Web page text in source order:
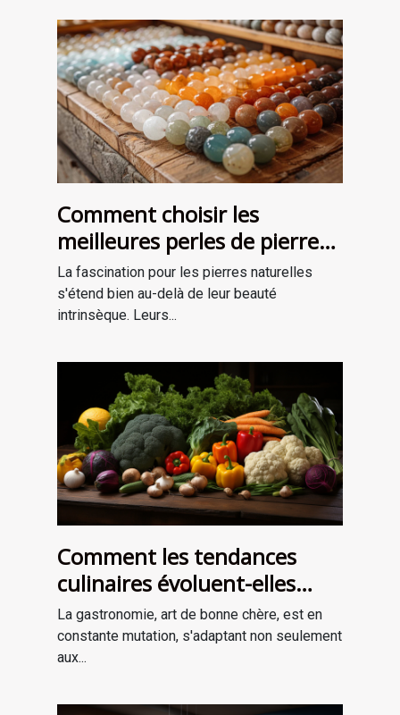
Comment choisir les
meilleures perles de pierre
naturelle pour vos projets de
bijouterie et de lithothérapie
La fascination pour les pierres naturelles
s'étend bien au-delà de leur beauté
intrinsèque. Leurs...
Comment les tendances
culinaires évoluent-elles
avec les saisons ?
La gastronomie, art de bonne chère, est en
constante mutation, s'adaptant non seulement
aux...